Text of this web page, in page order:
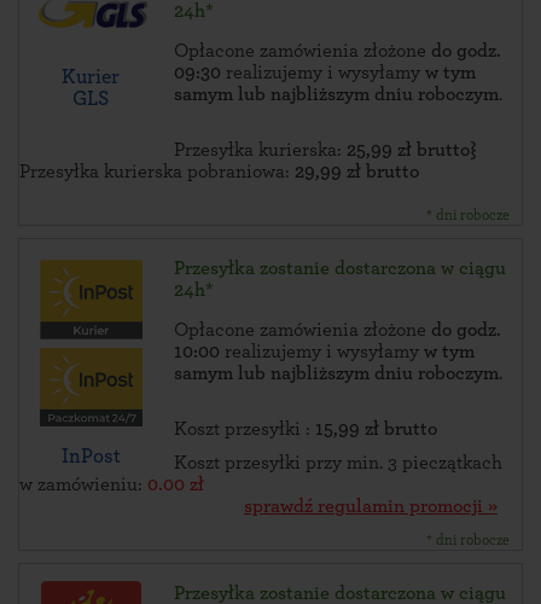
Kurier
GLS
24h*
Opłacone zamówienia złożone do godz.
09:30 realizujemy i wysyłamy w tym
samym lub najbliższym dniu roboczym.
Przesyłka kurierska: 25,99 zł brutto}
Przesyłka kurierska pobraniowa: 29,99 zł brutto
* dni robocze
InPost
Przesyłka zostanie dostarczona w ciągu
24h*
Opłacone zamówienia złożone do godz.
10:00 realizujemy i wysyłamy w tym
samym lub najbliższym dniu roboczym.
Koszt przesyłki : 15,99 zł brutto
Koszt przesyłki przy min. 3 pieczątkach
w zamówieniu: 0.00 zł
sprawdź regulamin promocji »
* dni robocze
Przesyłka zostanie dostarczona w ciągu